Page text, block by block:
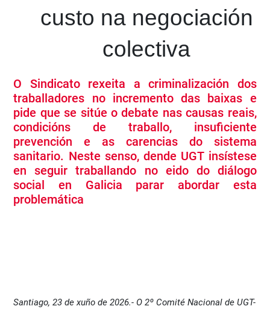
custo na negociación
colectiva
O Sindicato rexeita a criminalización dos
traballadores no incremento das baixas e
pide que se sitúe o debate nas causas reais,
condicións de traballo, insuficiente
prevención e as carencias do sistema
sanitario. Neste senso, dende UGT insístese
en seguir traballando no eido do diálogo
social en Galicia parar abordar esta
problemática
Santiago, 23 de xuño de 2026.- O 2º Comité Nacional de UGT-